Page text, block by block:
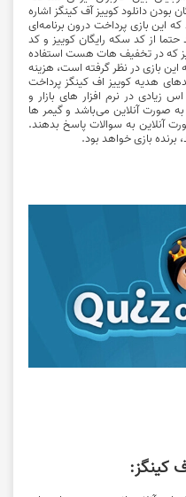
بودن دانلود کوییز آف کینگز اشاره
که این بازی پرداخت درون برنامه‌ای
از کد سکه رایگان کوییز و کد
که در تخفیف هات هست استفاده
این بازی در نظر گرفته است، هزینه
هدیه کوییز اف کینگز پرداخت
زیادی در نرم افزار های بازار و
صورت آنلاین می‌باشد و گیمر ها
به سوالات پاسخ بدهند.
بازی خواهد بود.
کینگز: